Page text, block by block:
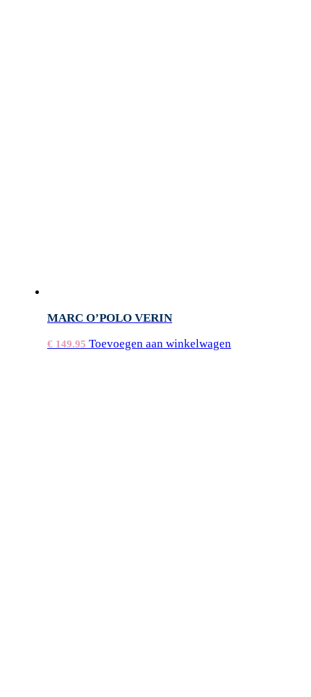
MARC O’POLO VERIN
€ 149.95 Toevoegen aan winkelwagen